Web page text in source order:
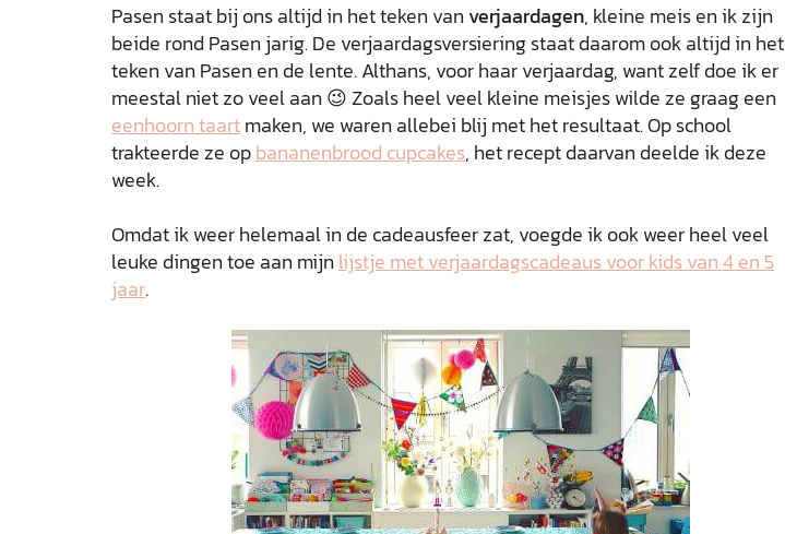
Pasen staat bij ons altijd in het teken van verjaardagen, kleine meis en ik zijn
beide rond Pasen jarig. De verjaardagsversiering staat daarom ook altijd in het
teken van Pasen en de lente. Althans, voor haar verjaardag, want zelf doe ik er
meestal niet zo veel aan 😉 Zoals heel veel kleine meisjes wilde ze graag een
eenhoorn taartmaken, we waren allebei blij met het resultaat. Op school
trakteerde ze opbananenbrood cupcakes, het recept daarvan deelde ik deze
week.
Omdat ik weer helemaal in de cadeausfeer zat, voegde ik ook weer heel veel
leuke dingen toe aan mijn lijstje met verjaardagscadeaus voor kids van 4 en 5
jaar.